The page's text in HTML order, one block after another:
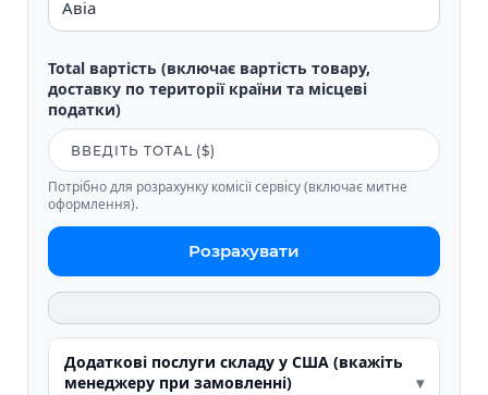
Total вартість (включає вартість товару,
доставку по території країни та місцеві
податки)
Потрібно для розрахунку комісії сервісу (включає митне
оформлення).
Розрахувати
Додаткові послуги складу у США (вкажіть
менеджеру при замовленні)